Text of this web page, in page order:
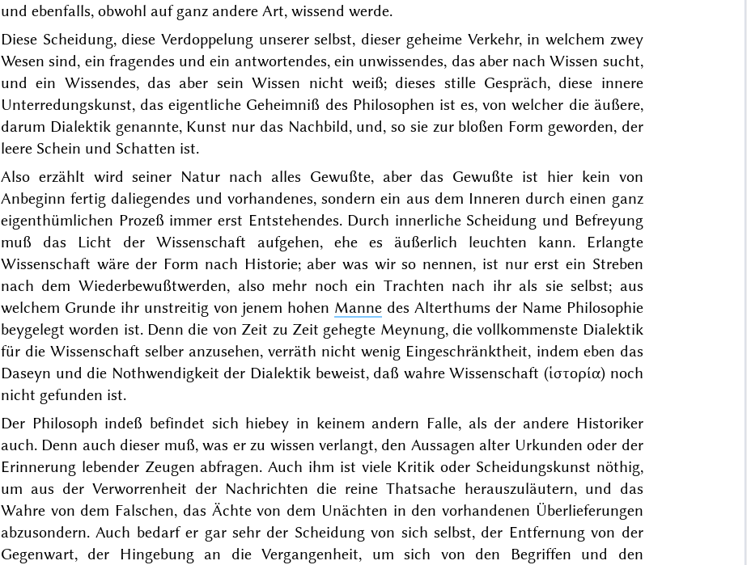
und ebenfalls, obwohl auf ganz andere Art, wissend werde.
Diese Scheidung, diese Verdoppelung unserer selbst, dieser geheime Verkehr, in welchem zwey
Wesen sind, ein fragendes und ein antwortendes, ein unwissendes, das aber nach Wissen sucht,
und ein Wissendes, das aber sein Wissen nicht weiß; dieses stille Gespräch, diese innere
Unterredungskunst, das eigentliche Geheimniß des Philosophen ist es, von welcher die äußere,
darum Dialektik genannte, Kunst nur das Nachbild, und, so sie zur bloßen Form geworden, der
leere Schein und Schatten ist.
Also erzählt wird seiner Natur nach alles Gewußte, aber das Gewußte ist hier kein von
Anbeginn fertig daliegendes und vorhandenes, sondern ein aus dem Inneren durch einen ganz
eigenthümlichen Prozeß immer erst Entstehendes. Durch innerliche Scheidung und Befreyung
muß das Licht der Wissenschaft aufgehen, ehe es äußerlich leuchten kann. Erlangte
Wissenschaft wäre der Form nach Historie; aber was wirso nennen, ist nur erst ein Streben
nach dem Wiederbewußtwerden, also mehr noch ein Trachten nach ihr als sie selbst; aus
welchem Grunde ihr unstreitig von jenem hohen Manne des Alterthums der Name Philosophie
beygelegt worden ist. Denn die von Zeit zu Zeit gehegte Meynung, die vollkommenste Dialektik
für die Wissenschaft selber anzusehen, verräth nicht wenig Eingeschränktheit, indem eben das
Daseyn und die Nothwendigkeit der Dialektik beweist, daß wahre Wissenschaft (ἱστορία) noch
nicht gefunden ist.
Der Philosoph indeß befindet sich hiebey in keinem andern Falle, als der andere Historiker
auch. Denn auch dieser muß, was er zu wissen verlangt, den Aussagen alter Urkunden oder der
Erinnerung lebender Zeugen abfragen. Auch ihm ist viele Kritik oder Scheidungskunst nöthig,
um aus der Verworrenheit der Nachrichten die reine Thatsache herauszuläutern, und das
Wahre von dem Falschen, das Ächte von dem Unächten in den vorhandenen Überlieferungen
abzusondern. Auch bedarf er gar sehr der Scheidung von sich selbst, der Entfernung von der
Gegenwart, der Hingebung an die Vergangenheit, um sich von den Begriffen und den